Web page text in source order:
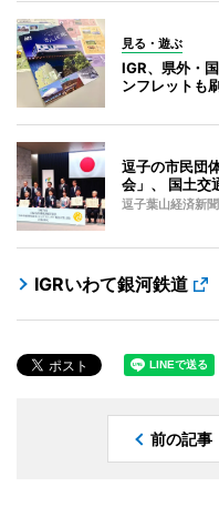
見る・遊ぶ
IGR、県外・
ンフレットも
逗子の市民団
会」、 国土交
逗子葉山経済新聞
IGRいわて銀河鉄道
前の記事